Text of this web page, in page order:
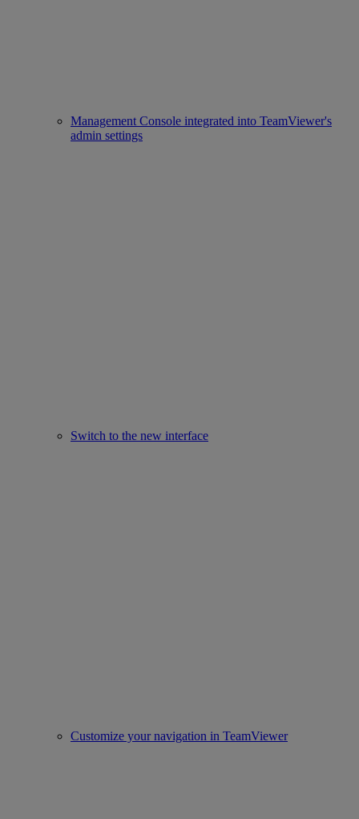
Management Console integrated into TeamViewer's
admin settings
Switch to the new interface
Customize your navigation in TeamViewer